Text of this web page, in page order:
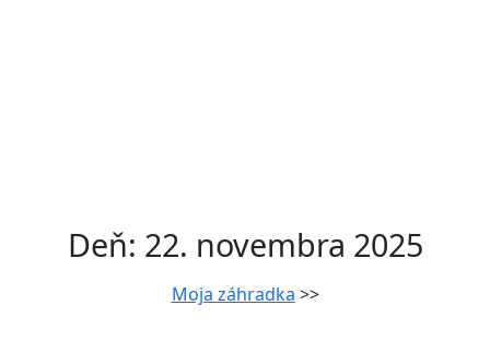
Deň: 22. novembra 2025
Moja záhradka >>